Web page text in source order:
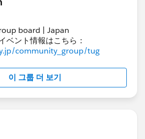
board | Japan
ベント情報はこちら：
community_group/tug
이 그룹 더 보기